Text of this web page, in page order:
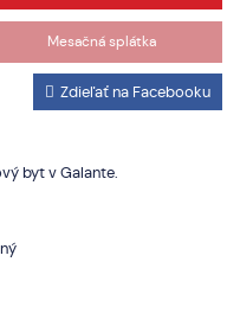
Mesačná splátka
Zdieľať na Facebooku
byt v Galante.